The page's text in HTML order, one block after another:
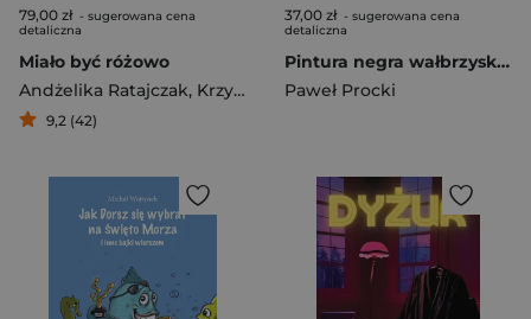
79,00 zł - sugerowana cena
detaliczna
Miało być różowo
Andżelika Ratajczak, Krzysztof Weder
9,2 (42)
37,00 zł - sugerowana cena
detaliczna
Pintura negra wałbrzyska. Pieśń o wszelkiej oddali. Tom 1
Paweł Procki